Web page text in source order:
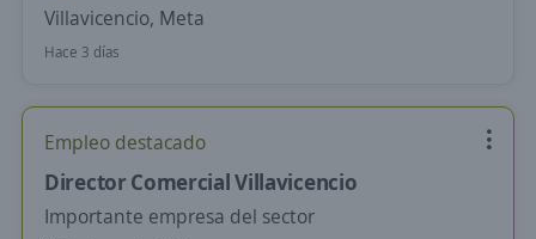
Villavicencio, Meta
Hace 3 días
Empleo destacado
Director Comercial Villavicencio
Importante empresa del sector